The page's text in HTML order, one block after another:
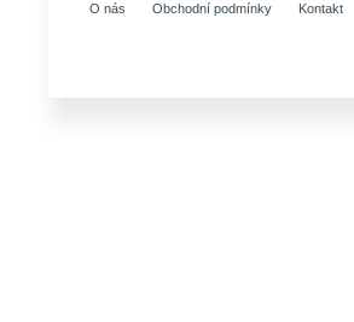
O nás Obchodní podmínky Kontakt